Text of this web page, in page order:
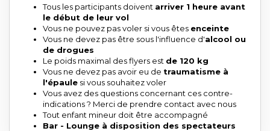
Tous les participants doivent arriver 1 heure avant
le début de leur vol
Vous ne pouvez pas voler si vous êtes enceinte
Vous ne devez pas être sous l'influence d'alcool ou
de drogues
Le poids maximal des flyers est de 120 kg
Vous ne devez pas avoir eu de traumatisme à
l'épaule si vous souhaitez voler
Vous avez des questions concernant ces contre-
indications ? Merci de prendre contact avec nous
Tout enfant mineur doit être accompagné
Bar - Lounge à disposition des spectateurs